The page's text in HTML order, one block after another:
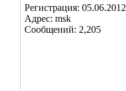
Регистрация: 05.06.2012
Адрес: msk
Сообщений: 2,205